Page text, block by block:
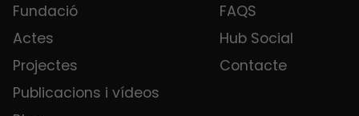
Fundació
Actes
Projectes
Publicacions i vídeos
FAQS
Hub Social
Contacte